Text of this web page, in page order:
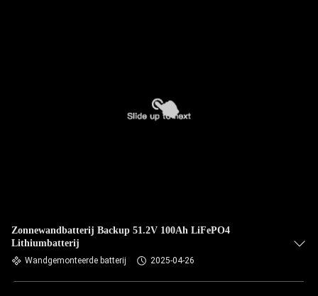
Zonnewandbatterij Backup 51.2V 100Ah LiFePO4
Lithiumbatterij
Wandgemonteerde batterij 2025-04-26